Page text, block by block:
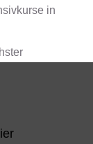
in